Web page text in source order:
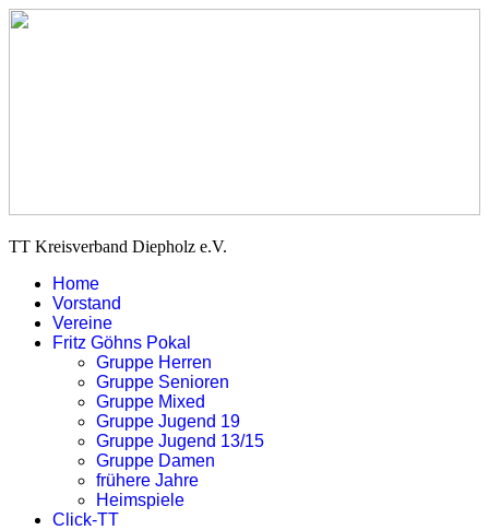
TT Kreisverband Diepholz e.V.
Home
Vorstand
Vereine
Fritz Göhns Pokal
Gruppe Herren
Gruppe Senioren
Gruppe Mixed
Gruppe Jugend 19
Gruppe Jugend 13/15
Gruppe Damen
frühere Jahre
Heimspiele
Click-TT